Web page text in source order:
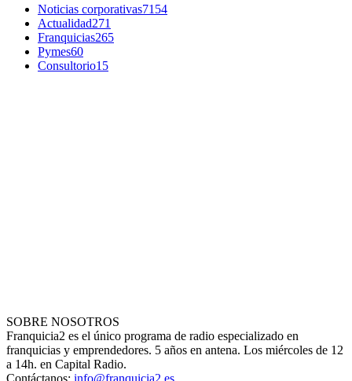
Noticias corporativas7154
Actualidad271
Franquicias265
Pymes60
Consultorio15
SOBRE NOSOTROS
Franquicia2 es el único programa de radio especializado en
franquicias y emprendedores. 5 años en antena. Los miércoles de 12
a 14h. en Capital Radio.
Contáctanos: info@franquicia2.es